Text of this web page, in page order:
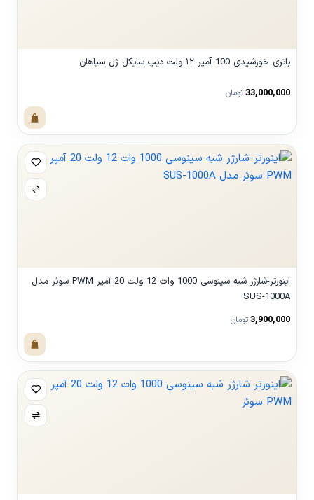
باتری خورشیدی 100 آمپر ۱۲ ولت دیپ سایکل ژل سپاهان
33,000,000تومان
اینورتر-شارژر شبه سینوسی 1000 وات 12 ولت 20 آمپر PWM سوئر مدل
SUS-1000A
3,900,000تومان